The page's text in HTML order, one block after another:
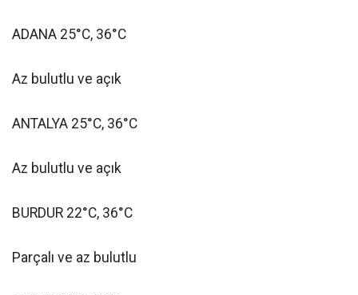
ADANA 25°C, 36°C
Az bulutlu ve açık
ANTALYA 25°C, 36°C
Az bulutlu ve açık
BURDUR 22°C, 36°C
Parçalı ve az bulutlu